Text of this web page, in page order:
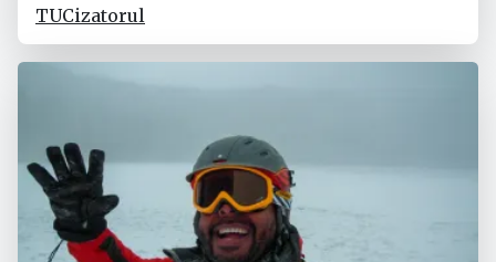
TUCizatorul